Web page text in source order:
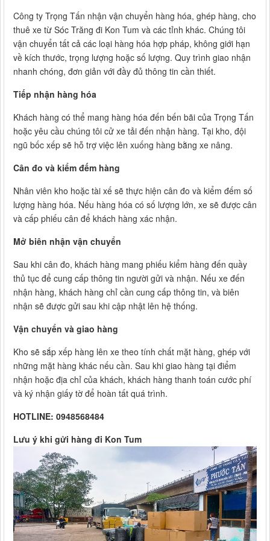
Công ty Trọng Tấn nhận vận chuyển hàng hóa, ghép hàng, cho
thuê xe từ Sóc Trăng đi Kon Tum và các tỉnh khác. Chúng tôi
vận chuyển tất cả các loại hàng hóa hợp pháp, không giới hạn
về kích thước, trọng lượng hoặc số lượng. Quy trình giao nhận
nhanh chóng, đơn giản với đầy đủ thông tin cần thiết.
Tiếp nhận hàng hóa
Khách hàng có thể mang hàng hóa đến bến bãi của Trọng Tấn
hoặc yêu cầu chúng tôi cử xe tải đến nhận hàng. Tại kho, đội
ngũ bốc xếp sẽ hỗ trợ việc lên xuống hàng bằng xe nâng.
Cân đo và kiểm đếm hàng
Nhân viên kho hoặc tài xế sẽ thực hiện cân đo và kiểm đếm số
lượng hàng hóa. Nếu hàng hóa có số lượng lớn, xe sẽ được cân
và cấp phiếu cân để khách hàng xác nhận.
Mở biên nhận vận chuyển
Sau khi cân đo, khách hàng mang phiếu kiểm hàng đến quầy
thủ tục để cung cấp thông tin người gửi và nhận. Nếu xe đến
nhận hàng, khách hàng chỉ cần cung cấp thông tin, và biên
nhận sẽ được gửi sau khi cập nhật lên hệ thống.
Vận chuyển và giao hàng
Kho sẽ sắp xếp hàng lên xe theo tính chất mặt hàng, ghép với
những mặt hàng khác nếu cần. Sau khi giao hàng tại điểm
nhận hoặc địa chỉ của khách, khách hàng thanh toán cước phí
và ký nhận giấy tờ để hoàn tất quá trình.
HOTLINE: 0948568484
Lưu ý khi gửi hàng đi Kon Tum